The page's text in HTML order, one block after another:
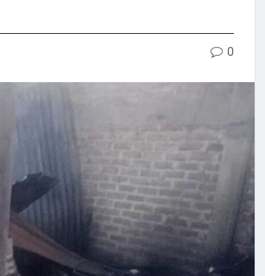
0